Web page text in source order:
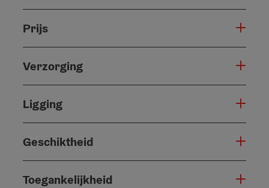
Prijs
Verzorging
Ligging
Geschiktheid
Toegankelijkheid